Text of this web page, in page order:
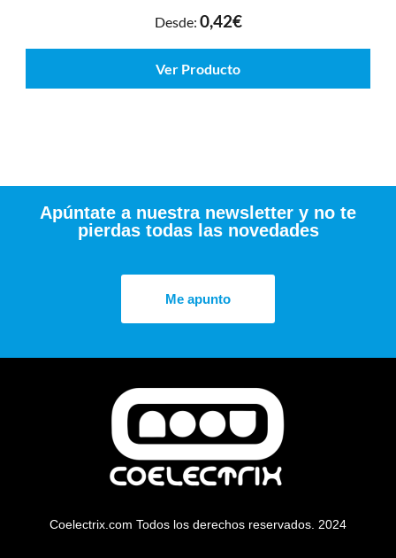
Desde: 0,42€
Ver Producto
Apúntate a nuestra newsletter y no te
pierdas todas las novedades
Me apunto
Coelectrix.com Todos los derechos reservados. 2024